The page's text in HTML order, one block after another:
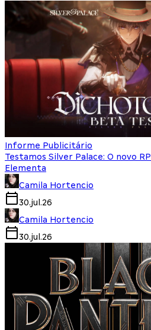
Informe Publicitário
Testamos Silver Palace: O novo
Elementa
Camila Hortencio
30.jul.26
Camila Hortencio
30.jul.26